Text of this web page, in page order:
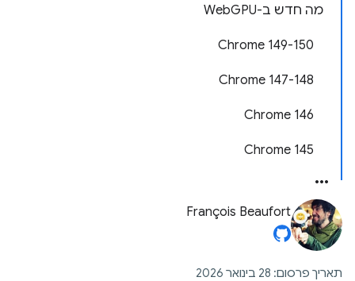
מה חדש ב-WebGPU
‫Chrome 149-150
‫Chrome 147-148
Chrome 146
Chrome 145
François Beaufort
תאריך פרסום: 28 בינואר 2026